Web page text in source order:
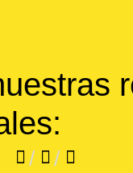
/ /